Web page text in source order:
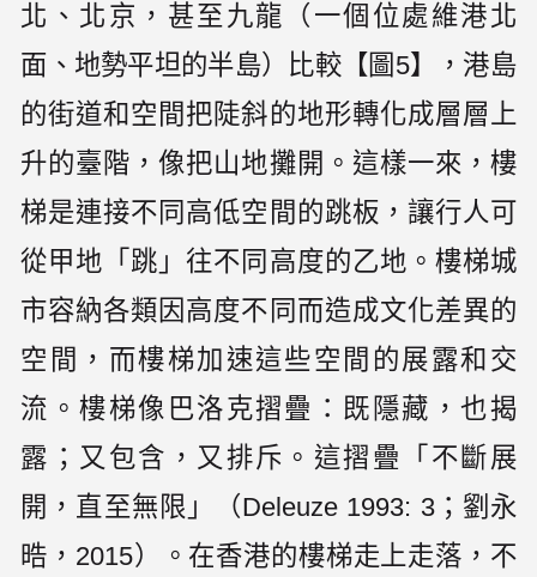
北、北京，甚至九龍（一個位處維港北
面、地勢平坦的半島）比較【圖5】，港島
的街道和空間把陡斜的地形轉化成層層上
升的臺階，像把山地攤開。這樣一來，樓
梯是連接不同高低空間的跳板，讓行人可
從甲地「跳」往不同高度的乙地。樓梯城
市容納各類因高度不同而造成文化差異的
空間，而樓梯加速這些空間的展露和交
流。樓梯像巴洛克摺疊：既隱藏，也揭
露；又包含，又排斥。這摺疊「不斷展
開，直至無限」（Deleuze 1993: 3；劉永
晧，2015）。在香港的樓梯走上走落，不